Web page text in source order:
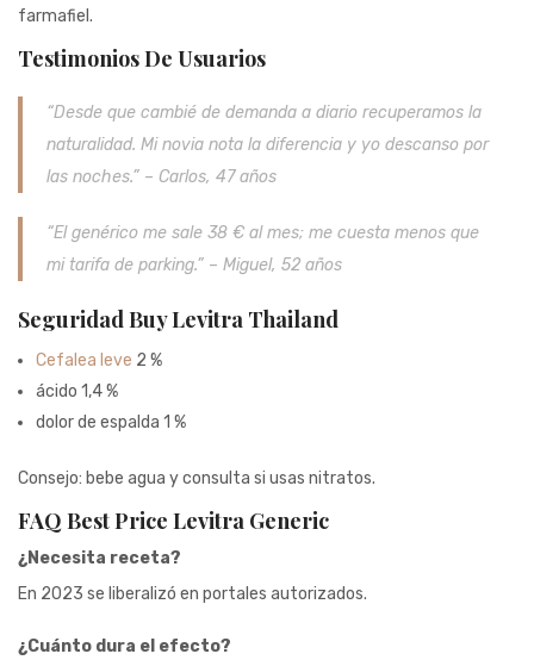
farmafiel.
Testimonios De Usuarios
“Desde que cambié de demanda a diario recuperamos la
naturalidad. Mi novia nota la diferencia y yo descanso por
las noches.” – Carlos, 47 años
“El genérico me sale 38 € al mes; me cuesta menos que
mi tarifa de parking.” – Miguel, 52 años
Seguridad Buy Levitra Thailand
Cefalea leve 2 %
ácido 1,4 %
dolor de espalda 1 %
Consejo: bebe agua y consulta si usas nitratos.
FAQ Best Price Levitra Generic
¿Necesita receta?
En 2023 se liberalizó en portales autorizados.
¿Cuánto dura el efecto?